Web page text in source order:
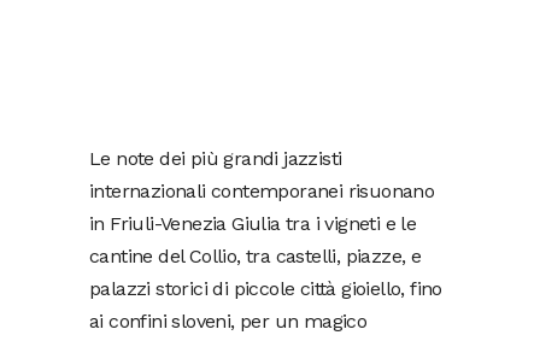
Le note dei più grandi jazzisti
internazionali contemporanei risuonano
in Friuli-Venezia Giulia tra i vigneti e le
cantine del Collio, tra castelli, piazze, e
palazzi storici di piccole città gioiello, fino
ai confini sloveni, per un magico